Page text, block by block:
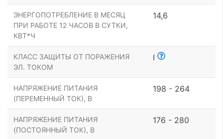
ЭНЕРГОПОТРЕБЛЕНИЕ В МЕСЯЦ
ПРИ РАБОТЕ 12 ЧАСОВ В СУТКИ,
КВТ*Ч
14,6
КЛАСС ЗАЩИТЫ ОТ ПОРАЖЕНИЯ
ЭЛ. ТОКОМ
I
НАПРЯЖЕНИЕ ПИТАНИЯ
(ПЕРЕМЕННЫЙ ТОК), В
198 - 264
НАПРЯЖЕНИЕ ПИТАНИЯ
(ПОСТОЯННЫЙ ТОК), В
176 - 280